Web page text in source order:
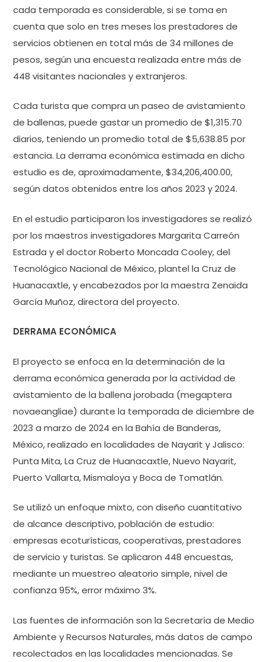
cada temporada es considerable, si se toma en
cuenta que solo en tres meses los prestadores de
servicios obtienen en total más de 34 millones de
pesos, según una encuesta realizada entre más de
448 visitantes nacionales y extranjeros.
Cada turista que compra un paseo de avistamiento
de ballenas, puede gastar un promedio de $1,315.70
diarios, teniendo un promedio total de $5,638.85 por
estancia. La derrama económica estimada en dicho
estudio es de, aproximadamente, $34,206,400.00,
según datos obtenidos entre los años 2023 y 2024.
En el estudio participaron los investigadores se realizó
por los maestros investigadores Margarita Carreón
Estrada y el doctor Roberto Moncada Cooley, del
Tecnológico Nacional de México, plantel la Cruz de
Huanacaxtle, y encabezados por la maestra Zenaida
García Muñoz, directora del proyecto.
DERRAMA ECONÓMICA
El proyecto se enfoca en la determinación de la
derrama económica generada por la actividad de
avistamiento de la ballena jorobada (megaptera
novaeangliae) durante la temporada de diciembre de
2023 a marzo de 2024 en la Bahía de Banderas,
México, realizado en localidades de Nayarit y Jalisco:
Punta Mita, La Cruz de Huanacaxtle, Nuevo Nayarit,
Puerto Vallarta, Mismaloya y Boca de Tomatlán.
Se utilizó un enfoque mixto, con diseño cuantitativo
de alcance descriptivo, población de estudio:
empresas ecoturísticas, cooperativas, prestadores
de servicio y turistas. Se aplicaron 448 encuestas,
mediante un muestreo aleatorio simple, nivel de
confianza 95%, error máximo 3%.
Las fuentes de información son la Secretaría de Medio
Ambiente y Recursos Naturales, más datos de campo
recolectados en las localidades mencionadas. Se